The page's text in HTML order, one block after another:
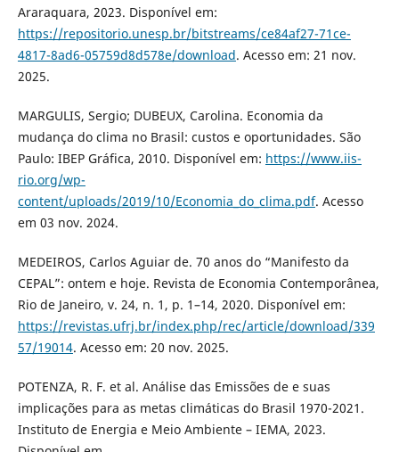
Araraquara, 2023. Disponível em:
https://repositorio.unesp.br/bitstreams/ce84af27-71ce-
4817-8ad6-05759d8d578e/download. Acesso em: 21 nov.
2025.
MARGULIS, Sergio; DUBEUX, Carolina. Economia da
mudança do clima no Brasil: custos e oportunidades. São
Paulo: IBEP Gráfica, 2010. Disponível em: https://www.iis-
rio.org/wp-
content/uploads/2019/10/Economia_do_clima.pdf. Acesso
em 03 nov. 2024.
MEDEIROS, Carlos Aguiar de. 70 anos do “Manifesto da
CEPAL”: ontem e hoje. Revista de Economia Contemporânea,
Rio de Janeiro, v. 24, n. 1, p. 1–14, 2020. Disponível em:
https://revistas.ufrj.br/index.php/rec/article/download/339
57/19014. Acesso em: 20 nov. 2025.
POTENZA, R. F. et al. Análise das Emissões de e suas
implicações para as metas climáticas do Brasil 1970-2021.
Instituto de Energia e Meio Ambiente – IEMA, 2023.